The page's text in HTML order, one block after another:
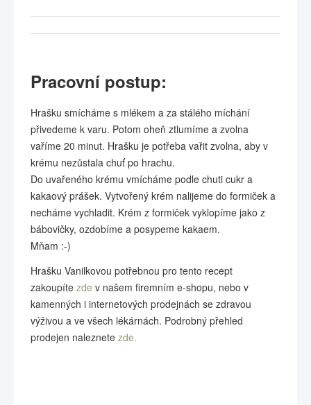
Pracovní postup:
Hrašku smícháme s mlékem a za stálého míchání
přivedeme k varu. Potom oheň ztlumíme a zvolna
vaříme 20 minut. Hrašku je potřeba vařit zvolna, aby v
krému nezůstala chuť po hrachu.
Do uvařeného krému vmícháme podle chuti cukr a
kakaový prášek. Vytvořený krém nalijeme do formiček a
necháme vychladit. Krém z formiček vyklopíme jako z
bábovičky, ozdobíme a posypeme kakaem.
Mňam :-)
Hrašku Vanilkovou potřebnou pro tento recept
zakoupíte zde v našem firemním e-shopu, nebo v
kamenných i internetových prodejnách se zdravou
výživou a ve všech lékárnách. Podrobný přehled
prodejen naleznete zde.